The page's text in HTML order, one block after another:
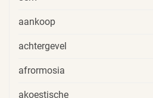
aankoop
achtergevel
afrormosia
akoestische